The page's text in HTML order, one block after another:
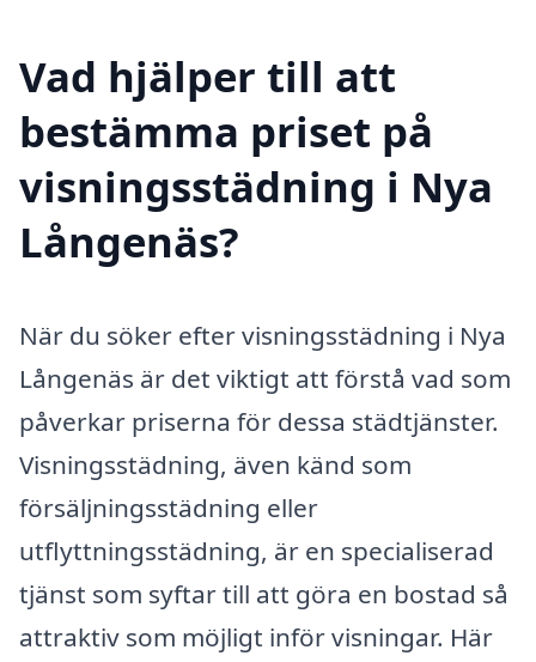
Vad hjälper till att
bestämma priset på
visningsstädning i Nya
Långenäs?
När du söker efter visningsstädning i Nya
Långenäs är det viktigt att förstå vad som
påverkar priserna för dessa städtjänster.
Visningsstädning, även känd som
försäljningsstädning eller
utflyttningsstädning, är en specialiserad
tjänst som syftar till att göra en bostad så
attraktiv som möjligt inför visningar. Här